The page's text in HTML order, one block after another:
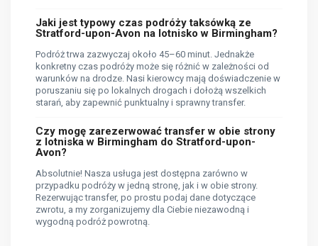
Jaki jest typowy czas podróży taksówką ze
Stratford-upon-Avon na lotnisko w Birmingham?
Podróż trwa zazwyczaj około 45–60 minut. Jednakże
konkretny czas podróży może się różnić w zależności od
warunków na drodze. Nasi kierowcy mają doświadczenie w
poruszaniu się po lokalnych drogach i dołożą wszelkich
starań, aby zapewnić punktualny i sprawny transfer.
Czy mogę zarezerwować transfer w obie strony
z lotniska w Birmingham do Stratford-upon-
Avon?
Absolutnie! Nasza usługa jest dostępna zarówno w
przypadku podróży w jedną stronę, jak i w obie strony.
Rezerwując transfer, po prostu podaj dane dotyczące
zwrotu, a my zorganizujemy dla Ciebie niezawodną i
wygodną podróż powrotną.